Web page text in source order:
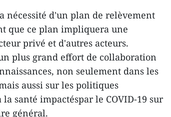
nécessité d'un plan de relèvement
que ce plan impliquera une
privé et d'autres acteurs.
plus grand effort de collaboration
non seulement dans les
aussi sur les politiques
santé impactéspar le COVID-19 sur
général.